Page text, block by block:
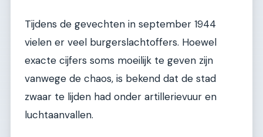
Tijdens de gevechten in september 1944
vielen er veel burgerslachtoffers. Hoewel
exacte cijfers soms moeilijk te geven zijn
vanwege de chaos, is bekend dat de stad
zwaar te lijden had onder artillerievuur en
luchtaanvallen.